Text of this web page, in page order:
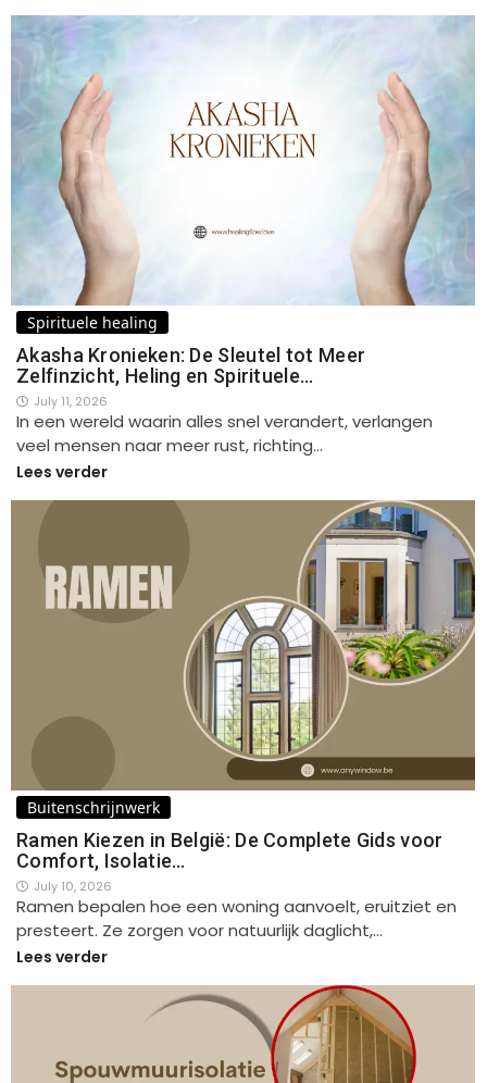
Spirituele healing
Akasha Kronieken: De Sleutel tot Meer
Zelfinzicht, Heling en Spirituele…
July 11, 2026
In een wereld waarin alles snel verandert, verlangen
veel mensen naar meer rust, richting…
Lees verder
Buitenschrijnwerk
Ramen Kiezen in België: De Complete Gids voor
Comfort, Isolatie…
July 10, 2026
Ramen bepalen hoe een woning aanvoelt, eruitziet en
presteert. Ze zorgen voor natuurlijk daglicht,…
Lees verder